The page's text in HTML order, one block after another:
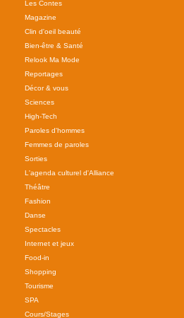
Les Contes
Magazine
Clin d'oeil beauté
Bien-être & Santé
Relook Ma Mode
Reportages
Décor & vous
Sciences
High-Tech
Paroles d'hommes
Femmes de paroles
Sorties
L'agenda culturel d'Alliance
Théâtre
Fashion
Danse
Spectacles
Internet et jeux
Food-in
Shopping
Tourisme
SPA
Cours/Stages